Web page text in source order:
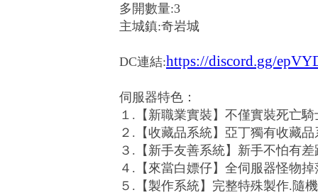
多開數量:3
主城鎮:奇岩城
DC連結:https://discord.gg/
伺服器特色：
１.【新職業實裝】不僅實裝死亡
２.【收藏品系統】亞丁獨有收藏
３.【新手友善系統】新手不怕有
４.【來當白嫖仔】全伺服器怪物
５.【製作系統】完整特殊製作.隨